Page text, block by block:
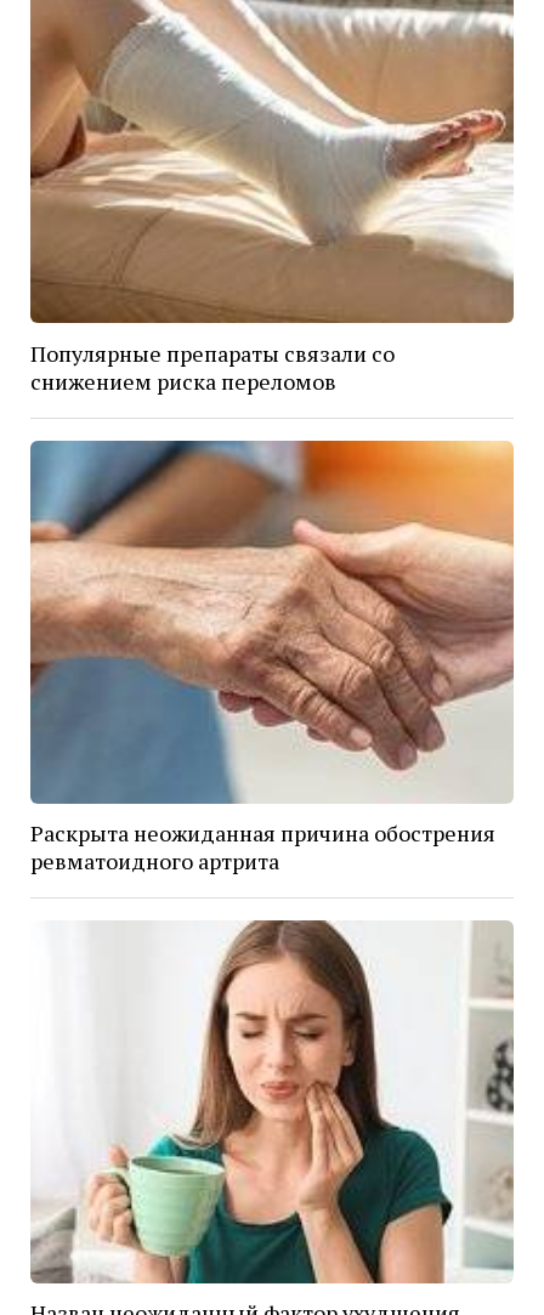
Популярные препараты связали со
снижением риска переломов
Раскрыта неожиданная причина обострения
ревматоидного артрита